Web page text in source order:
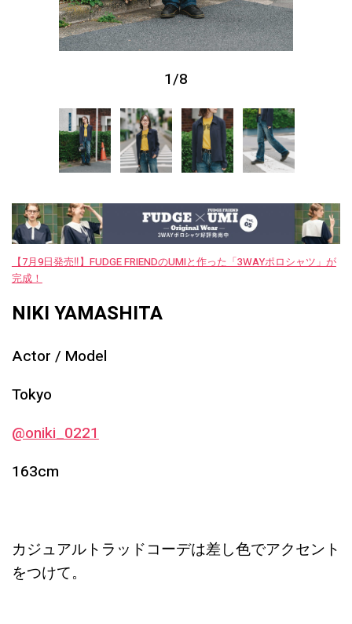
1/8
【7月9日発売‼︎】FUDGE FRIENDのUMIと作った「3WAYポロシャツ」が
完成！
NIKI YAMASHITA
Actor / Model
Tokyo
@oniki_0221
163cm
カジュアルトラッドコーデは差し色でアクセント
をつけて。